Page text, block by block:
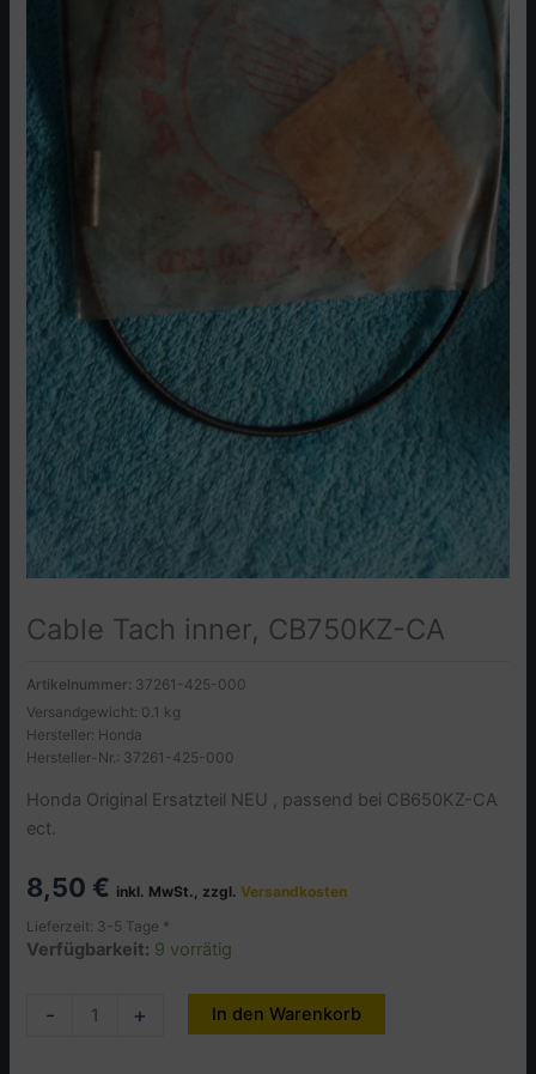
Cable Tach inner, CB750KZ-CA
Artikelnummer: 37261-425-000
Versandgewicht: 0.1 kg
Hersteller: Honda
Hersteller-Nr.: 37261-425-000
Honda Original Ersatzteil NEU , passend bei CB650KZ-CA
ect.
8,50 € inkl. MwSt., zzgl.Versandkosten
Lieferzeit: 3-5 Tage *
Verfügbarkeit: 9 vorrätig
- + In den Warenkorb